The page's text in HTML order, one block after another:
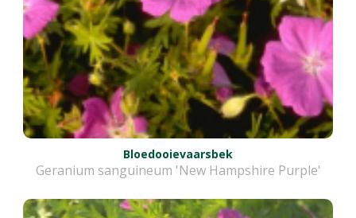
Bloedooievaarsbek
Geranium sanguineum 'New Hampshire Purple'